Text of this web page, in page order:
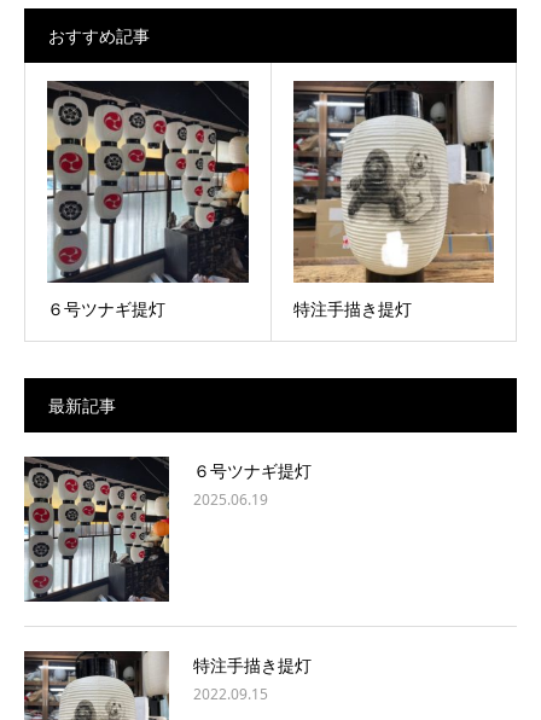
おすすめ記事
６号ツナギ提灯 特注手描き提灯
最新記事
６号ツナギ提灯
2025.06.19
特注手描き提灯
2022.09.15